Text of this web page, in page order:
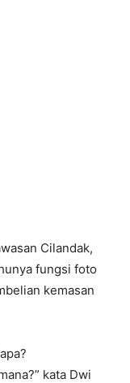
Cilandak,
fungsi foto
kemasan
kata Dwi